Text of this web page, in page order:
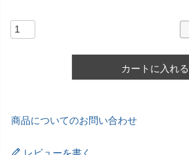
カートに入れる
商品についてのお問い合わせ